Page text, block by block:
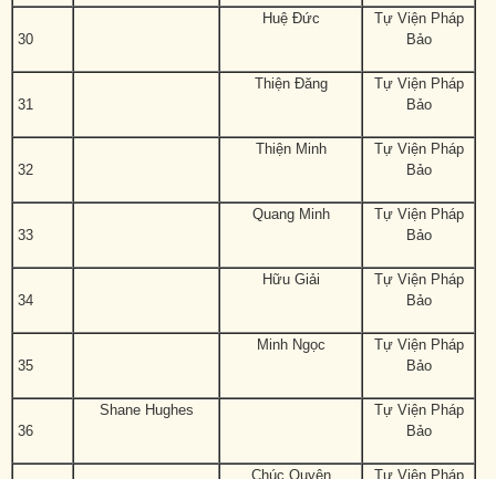
30
Huệ Đức
Tự Viện Pháp
Bảo
31
Thiện Đăng
Tự Viện Pháp
Bảo
32
Thiện Minh
Tự Viện Pháp
Bảo
33
Quang Minh
Tự Viện Pháp
Bảo
34
Hữu Giải
Tự Viện Pháp
Bảo
35
Minh Ngọc
Tự Viện Pháp
Bảo
36
Shane Hughes
Tự Viện Pháp
Bảo
Chúc Quyên
Tự Viện Pháp